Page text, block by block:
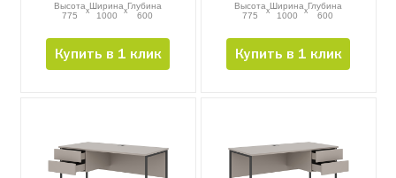
Высота
775
xШирина
1000
xГлубина
600
Купить в 1 клик
Высота
775
xШирина
1000
xГлубина
600
Купить в 1 клик